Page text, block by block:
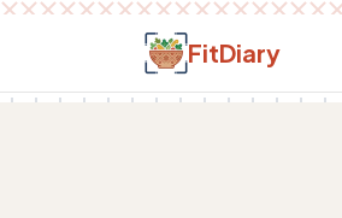
Salt la conținut
FitDiary